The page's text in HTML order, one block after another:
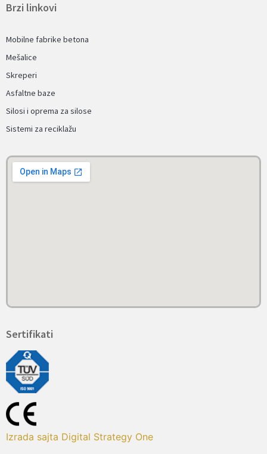
Brzi linkovi
Mobilne fabrike betona
Mešalice
Skreperi
Asfaltne baze
Silosi i oprema za silose
Sistemi za reciklažu
Sertifikati
Izrada sajta Digital Strategy One